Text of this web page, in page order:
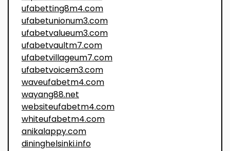
ufabetting8m4.com
ufabetunionum3.com
ufabetvalueum3.com
ufabetvaultm7.com
ufabetvillageum7.com
ufabetvoicem3.com
waveufabetm4.com
wayang88.net
websiteufabetm4.com
whiteufabetm4.com
anikalappy.com
dininghelsinki.info